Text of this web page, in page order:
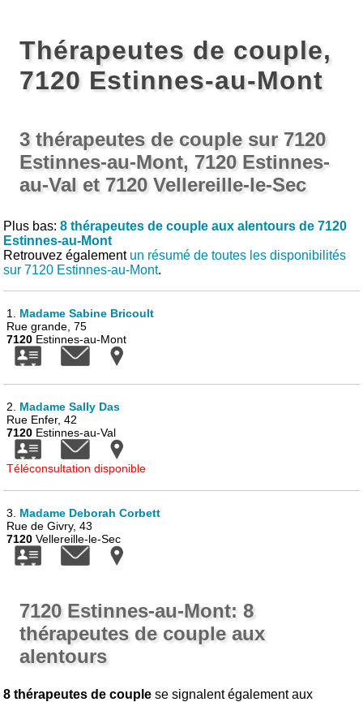
Thérapeutes de couple,
7120 Estinnes-au-Mont
3 thérapeutes de couple sur 7120
Estinnes-au-Mont, 7120 Estinnes-
au-Val et 7120 Vellereille-le-Sec
Plus bas:8 thérapeutes de couple aux alentours de 7120
Estinnes-au-Mont
Retrouvez également un résumé de toutes les disponibilités
sur 7120 Estinnes-au-Mont.
1. Madame Sabine Bricoult
Rue grande, 75
7120 Estinnes-au-Mont
2. Madame Sally Das
Rue Enfer, 42
7120 Estinnes-au-Val
Téléconsultation disponible
3. Madame Deborah Corbett
Rue de Givry, 43
7120 Vellereille-le-Sec
7120 Estinnes-au-Mont: 8
thérapeutes de couple aux
alentours
8 thérapeutes de couple se signalent également aux